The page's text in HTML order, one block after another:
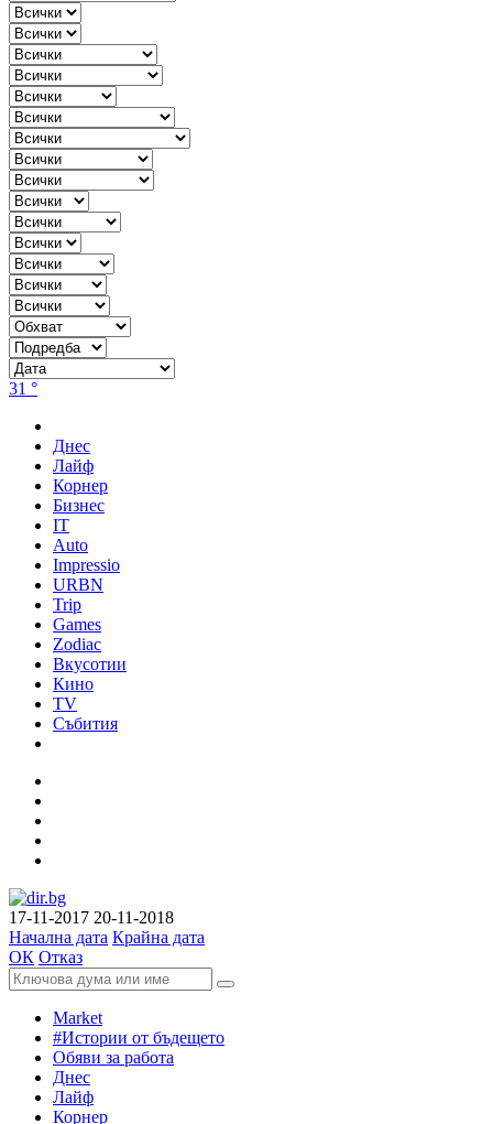
31 °
Днес
Лайф
Корнер
Бизнес
IT
Auto
Impressio
URBN
Trip
Games
Zodiac
Вкусотии
Кино
TV
Събития
17-11-2017 20-11-2018
Начална дата Крайна дата
ОК Отказ
Market
#Истории от бъдещето
Обяви за работа
Днес
Лайф
Корнер